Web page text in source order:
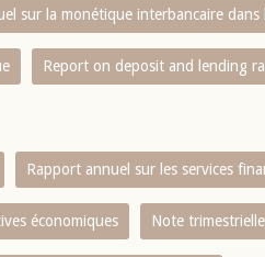
sur la monétique interbancaire dans
Report on deposit and lending
Rapport annuel sur les services
économiques Note